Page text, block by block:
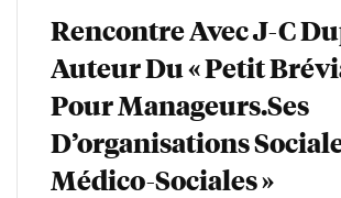
Rencontre Avec J-C
Auteur Du « Petit
Pour Manageurs.ses
D’organisations
Médico-Sociales »